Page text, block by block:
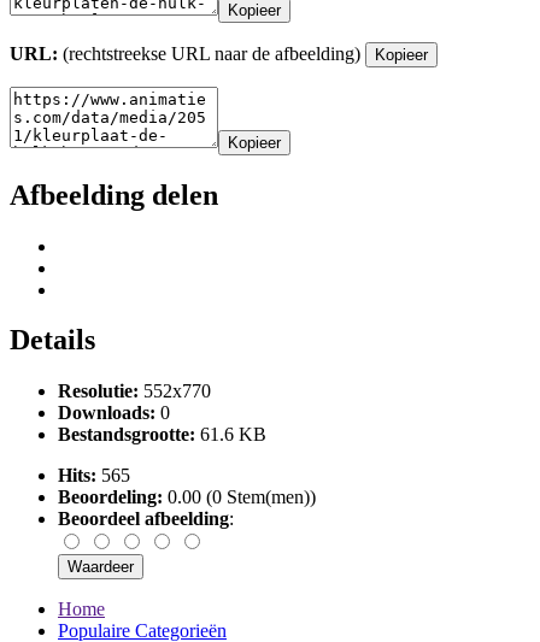
Kopieer
URL: (rechtstreekse URL naar de afbeelding) Kopieer
Kopieer
Afbeelding delen
Details
Resolutie: 552x770
Downloads: 0
Bestandsgrootte: 61.6 KB
Hits: 565
Beoordeling: 0.00 (0 Stem(men))
Beoordeel afbeelding:
Home
Populaire Categorieën